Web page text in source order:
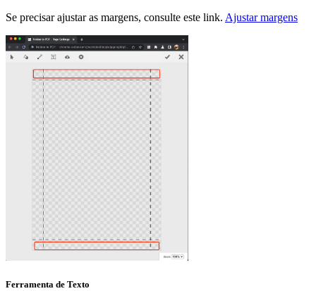
Se precisar ajustar as margens, consulte este link. Ajustar margens
Ferramenta de Texto